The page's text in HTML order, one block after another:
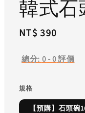
韓式石
Regular
NT$ 390
總分: 0-0評價
規格
【預購】石頭碗